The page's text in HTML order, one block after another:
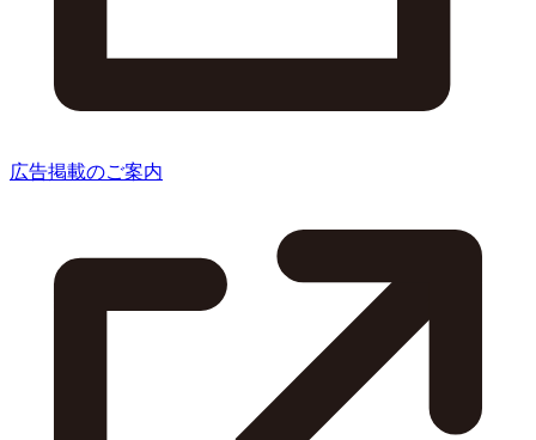
広告掲載のご案内